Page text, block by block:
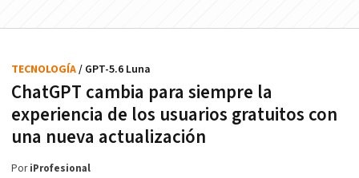
ChatGPT cambia para siempre la
experiencia de los usuarios gratuitos con
una nueva actualización
TECNOLOGÍA/ GPT-5.6 Luna
PoriProfesional